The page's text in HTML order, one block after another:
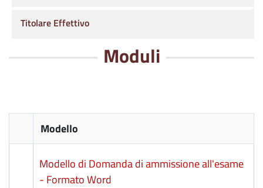
Moduli
Modello
Modello di Domanda di ammissione all'esame
- Formato Word
Titolare Effettivo